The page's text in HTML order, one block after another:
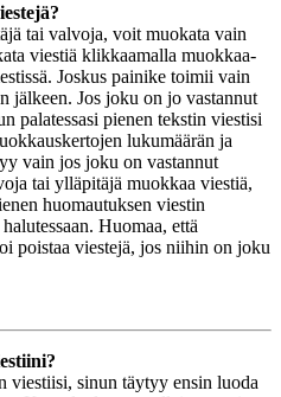
tai valvoja, voit muokata vain
viestiä klikkaamalla muokkaa-
Joskus painike toimii vain
jälkeen. Jos joku on jo vastannut
palatessasi pienen tekstin viestisi
lukumäärän ja
vain jos joku on vastannut
tai ylläpitäjä muokkaa viestiä,
huomautuksen viestin
Huomaa, että
poistaa viestejä, jos niihin on joku
viestiisi, sinun täytyy ensin luoda